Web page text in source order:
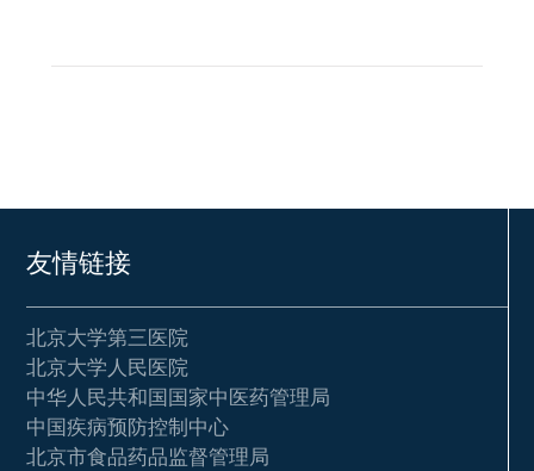
友情链接
北京大学第三医院
北京大学人民医院
中华人民共和国国家中医药管理局
中国疾病预防控制中心
北京市食品药品监督管理局